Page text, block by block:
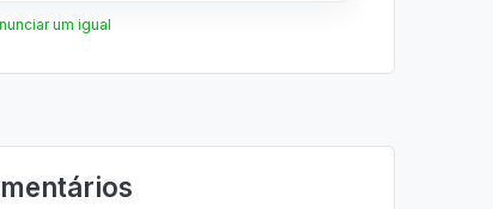
um igual